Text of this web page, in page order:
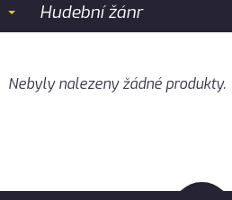
Hudební žánr
Nebyly nalezeny žádné produkty.